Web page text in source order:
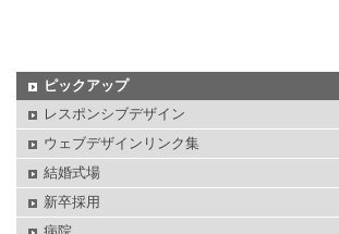
ピックアップ
レスポンシブデザイン
ウェブデザインリンク集
結婚式場
新卒採用